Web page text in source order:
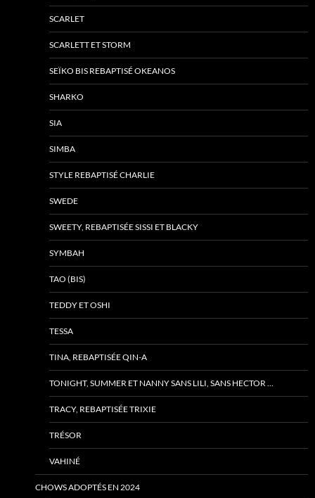
SCARLET
SCARLETT ET STORM
SEÏKO BIS REBAPTISÉ OKEANOS
SHARKO
SIA
SIMBA
STYLE REBAPTISÉ CHARLIE
SWEDE
SWEETY, REBAPTISÉE SISSI ET BLACKY
SYMBAH
TAO (BIS)
TEDDY ET OSHI
TESSA
TINA, REBAPTISÉE QIN-A
TONIGHT, SUMMER ET NANNY SANS LILI, SANS HECTOR …
TRACY, REBAPTISÉE TRIXIE
TRÉSOR
VAHINÉ
CHOWS ADOPTÉS EN 2024